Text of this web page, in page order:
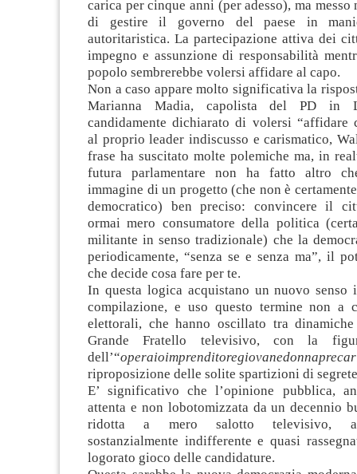
carica per cinque anni (per adesso), ma
di gestire il governo del paese in
autoritaristica. La partecipazione attiva dei
impegno e assunzione di responsabilità
popolo sembrerebbe volersi affidare al capo.
Non a caso appare molto significativa la
Marianna Madia, capolista del PD in
candidamente dichiarato di volersi “affidare
al proprio leader indiscusso e carismatico,
frase ha suscitato molte polemiche ma, in
futura parlamentare non ha fatto altro
immagine di un progetto (che non è
democratico) ben preciso: convincere il
ormai mero consumatore della politica
militante in senso tradizionale) che la
periodicamente, “senza se e senza ma”, il
che decide cosa fare per te.
In questa logica acquistano un nuovo senso
compilazione, e uso questo termine non a
elettorali, che hanno oscillato tra
Grande Fratello televisivo, con la
dell’“
riproposizione delle solite spartizioni di
E’ significativo che l’opinione pubblica,
attenta e non lobotomizzata da un decennio
ridotta a mero salotto televisivo,
sostanzialmente indifferente e quasi
logorato gioco delle candidature.